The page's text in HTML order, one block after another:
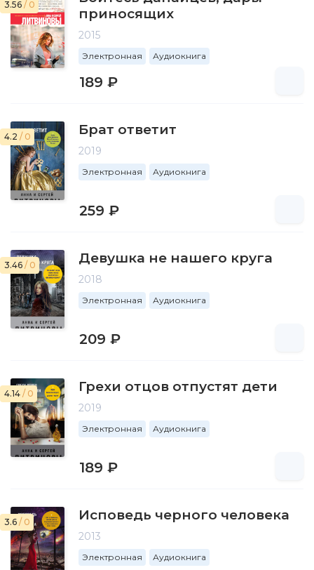
3.56 / 0
приносящих
2015
Электронная Аудиокнига
189 ₽
4.2 / 0 Брат ответит
2019
Электронная Аудиокнига
259 ₽
3.46 / 0 Девушка не нашего круга
2018
Электронная Аудиокнига
209 ₽
4.14 / 0 Грехи отцов отпустят дети
2019
Электронная Аудиокнига
189 ₽
3.6 / 0 Исповедь черного человека
2013
Электронная Аудиокнига